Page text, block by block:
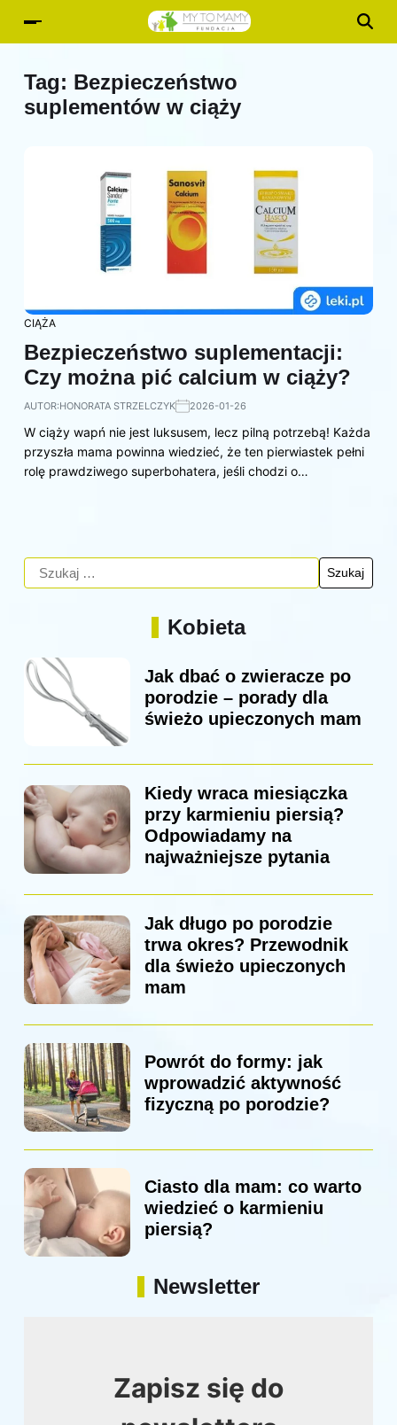
Tag: Bezpieczeństwo
suplementów w ciąży
CIĄŻA
Bezpieczeństwo suplementacji:
Czy można pić calcium w ciąży?
AUTOR:HONORATA STRZELCZYK 2026-01-26
W ciąży wapń nie jest luksusem, lecz pilną potrzebą! Każda
przyszła mama powinna wiedzieć, że ten pierwiastek pełni
rolę prawdziwego superbohatera, jeśli chodzi o…
Kobieta
Jak dbać o zwieracze po
porodzie – porady dla
świeżo upieczonych mam
Kiedy wraca miesiączka
przy karmieniu piersią?
Odpowiadamy na
najważniejsze pytania
Jak długo po porodzie
trwa okres? Przewodnik
dla świeżo upieczonych
mam
Powrót do formy: jak
wprowadzić aktywność
fizyczną po porodzie?
Ciasto dla mam: co warto
wiedzieć o karmieniu
piersią?
Newsletter
Zapisz się do